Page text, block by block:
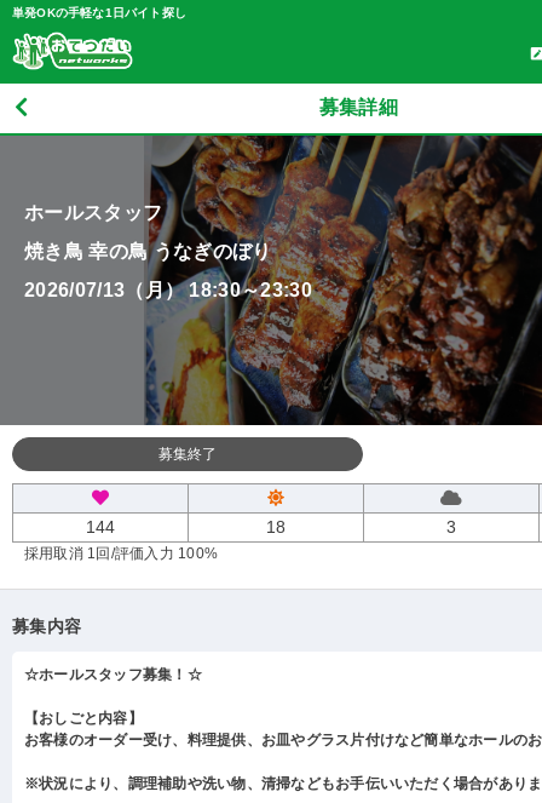
単発OKの手軽な1日バイト探し
募集詳細
ホールスタッフ
焼き鳥 幸の鳥 うなぎのぼり
2026/07/13（月） 18:30～23:30
募集終了
144 18 3
採用取消 1回 /評価入力 100%
募集内容
☆ホールスタッフ募集！☆
【おしごと内容】
お客様のオーダー受け、料理提供、お皿やグラス片付けなど簡単なホールの
※状況により、調理補助や洗い物、清掃などもお手伝いいただく場合があり